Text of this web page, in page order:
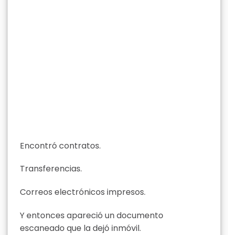
Encontró contratos.
Transferencias.
Correos electrónicos impresos.
Y entonces apareció un documento
escaneado que la dejó inmóvil.